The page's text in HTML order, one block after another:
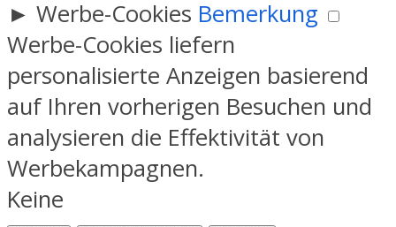
► Werbe-Cookies Bemerkung
Werbe-Cookies liefern
personalisierte Anzeigen basierend
auf Ihren vorherigen Besuchen und
analysieren die Effektivität von
Werbekampagnen.
Keine